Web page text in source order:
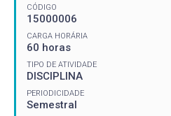
CÓDIGO
15000006
CARGA HORÁRIA
60 horas
TIPO DE ATIVIDADE
DISCIPLINA
PERIODICIDADE
Semestral